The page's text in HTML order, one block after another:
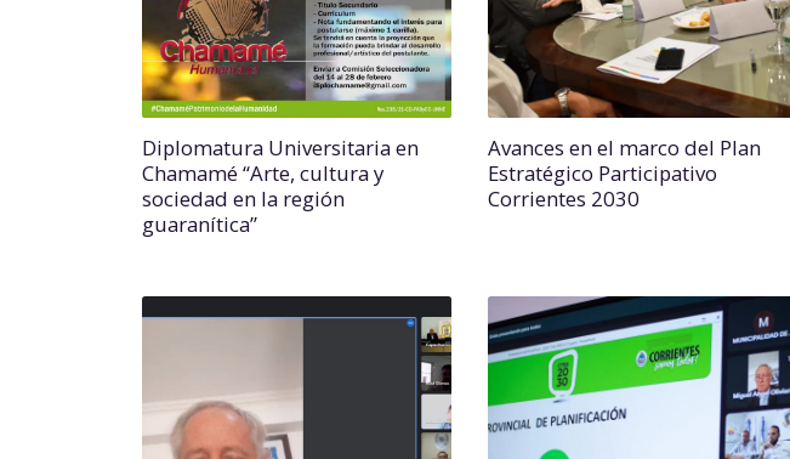
Diplomatura Universitaria en
Chamamé “Arte, cultura y
sociedad en la región
guaranítica”
Avances en el marco del Plan
Estratégico Participativo
Corrientes 2030